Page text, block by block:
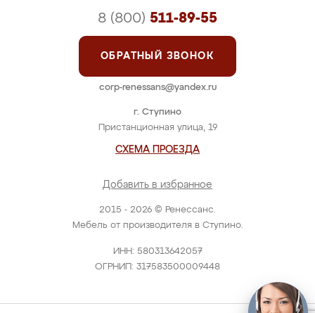
2015 - 2026 © Ренессанс.
Мебель от производителя в Ступино.
ИНН: 580313642057
ОГРНИП: 317583500009448
г. Ступино
Пристанционная улица, 19
СХЕМА ПРОЕЗДА
Добавить в избранное
8 (800) 511-89-55
ОБРАТНЫЙ ЗВОНОК
corp-renessans@yandex.ru